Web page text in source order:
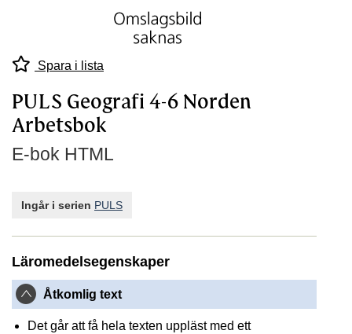
Spara i lista
PULS Geografi 4-6 Norden
Arbetsbok
E-bok HTML
Ingår i serien PULS
Läromedelsegenskaper
Åtkomlig text
Det går att få hela texten uppläst med ett